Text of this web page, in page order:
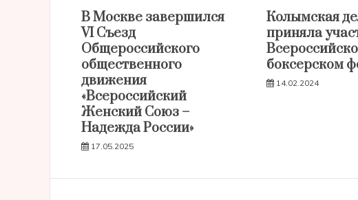
В Москве завершился
VI Съезд
Общероссийского
общественного
движения
«Всероссийский
Женский Союз –
Надежда России»
17.05.2025
Колымская
приняла
боксерском
14.02.2024